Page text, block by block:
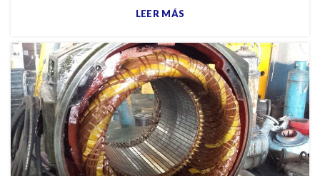
LEER MÁS